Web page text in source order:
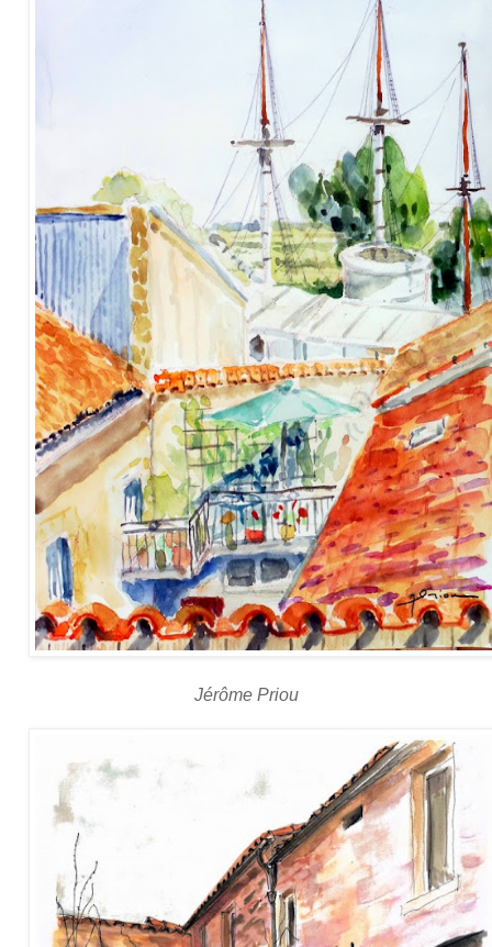
Jérôme Priou